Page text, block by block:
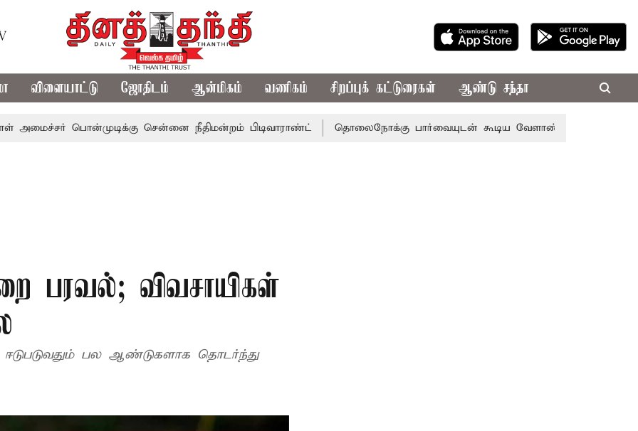
விளையாட்டு ஜோதிடம் ஆன்மிகம் வணிகம் சிறப்புக் கட்டுரைகள் ஆண்டு சந்தா
பொன்முடிக்கு சென்னை நீதிமன்றம் பிடிவாராண்ட் தொலைநோக்கு பார்வையுடன் கூடிய வேளாண் பட்ஜெட்: முதல்-
பரவல்; விவசாயிகள்
ஈடுபடுவதும் பல ஆண்டுகளாக தொடர்ந்து